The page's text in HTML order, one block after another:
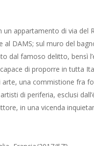
appartamento di via del
DAMS; sul muro del
dal famoso delitto, bensì
di proporre in tutta
arte, una commistione fra
di periferia, esclusi
in una vicenda